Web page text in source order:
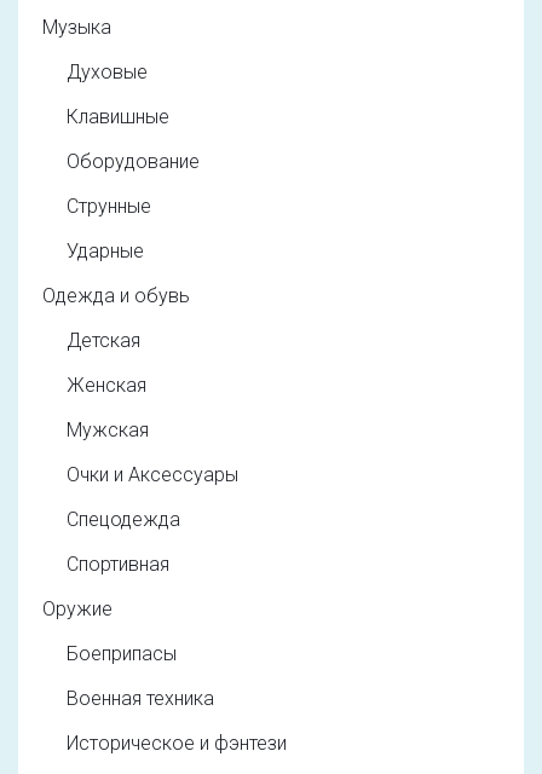
Музыка
Духовые
Клавишные
Оборудование
Струнные
Ударные
Одежда и обувь
Детская
Женская
Мужская
Очки и Аксессуары
Спецодежда
Спортивная
Оружие
Боеприпасы
Военная техника
Историческое и фэнтези